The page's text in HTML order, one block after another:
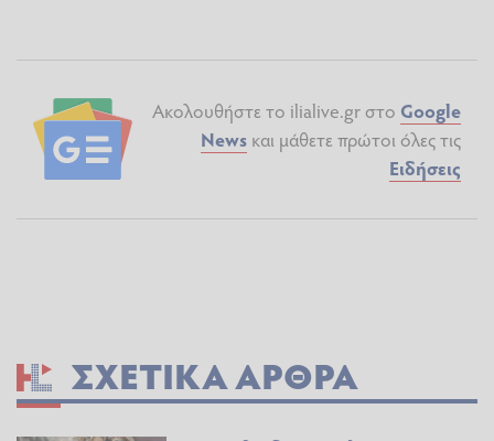
Ακολουθήστε το ilialive.gr στο Google
News και μάθετε πρώτοι όλες τις
Ειδήσεις
ΣΧΕΤΙΚΆ ΆΡΘΡΑ